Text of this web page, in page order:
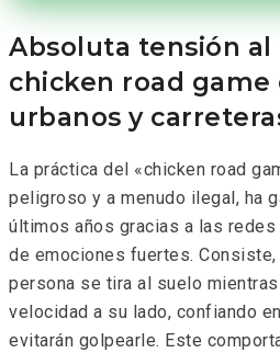
Absoluta tensión al
chicken road
urbanos y
La práctica del «chicken road
peligroso y a menudo ilegal, ha
últimos años gracias a las
de emociones fuertes. Consiste,
persona se tira al suelo
velocidad a su lado, confiando
evitarán golpearle. Este